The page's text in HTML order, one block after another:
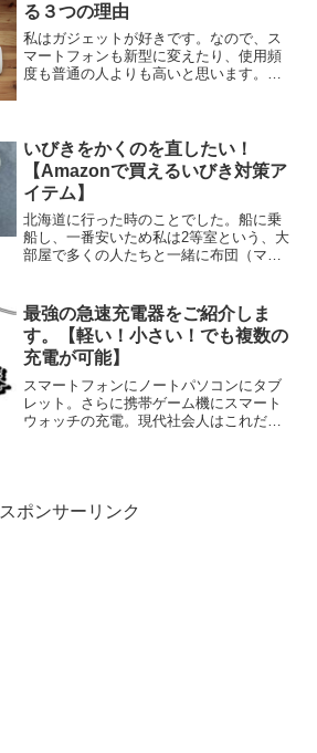
る３つの理由
私はガジェットが好きです。なので、ス
マートフォンも新型に変えたり、使用頻
度も普通の人よりも高いと思います。基
り、中古のスマートフォン...
いびきをかくのを直したい！
【Amazonで買えるいびき対策ア
イテム】
北海道に行った時のことでした。船に乗
船し、一番安いため私は2等室という、大
部屋で多くの人たちと一緒に布団（マッ
二つ隣の人から「ガァ〜〜〜〜」という
轟音が聞こえてきました...
最強の急速充電器をご紹介しま
す。【軽い！小さい！でも複数の
充電が可能】
スマートフォンにノートパソコンにタブ
レット。さらに携帯ゲーム機にスマート
ウォッチの充電。現代社会人はこれだけ
スポンサーリンク